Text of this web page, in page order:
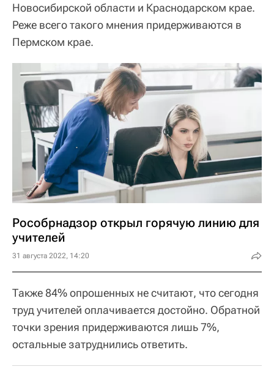
Новосибирской области и Краснодарском крае.
Реже всего такого мнения придерживаются в
Пермском крае.
Рособрнадзор открыл горячую линию для
учителей
31 августа 2022, 14:20
Также 84% опрошенных не считают, что сегодня
труд учителей оплачивается достойно. Обратной
точки зрения придерживаются лишь 7%,
остальные затруднились ответить.